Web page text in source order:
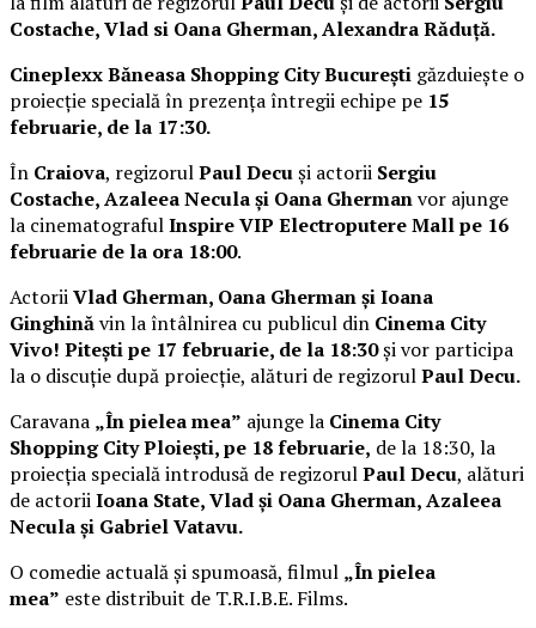
Costache, Vlad si Oana Gherman, Alexandra Răduță.
Cineplexx Băneasa Shopping City București găzduiește o
proiecție specială în prezența întregii echipe pe 15
februarie, de la 17:30.
În Craiova, regizorulPaul Decuși actorii Sergiu
Costache, Azaleea Necula și Oana Ghermanvor ajunge
la cinematografulInspire VIP Electroputere Mall pe 16
februarie de la ora 18:00.
ActoriiVlad Gherman, Oana Gherman și Ioana
Ginghinăvin la întâlnirea cu publicul din Cinema City
Vivo! Pitești pe 17 februarie, de la 18:30și vor participa
la o discuție după proiecție, alături de regizorulPaul Decu.
Caravana „În pielea mea” ajunge la Cinema City
Shopping City Ploiești, pe 18 februarie, de la 18:30, la
proiecția specială introdusă de regizorulPaul Decu, alături
de actoriiIoana State, Vlad și Oana Gherman, Azaleea
Necula și Gabriel Vatavu.
O comedie actuală și spumoasă, filmul „În pielea
mea” este distribuit de T.R.I.B.E. Films.